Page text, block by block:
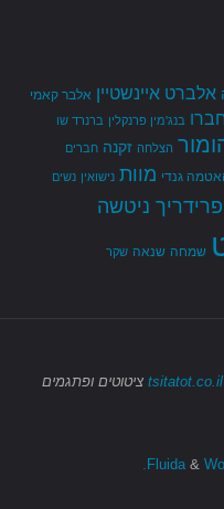
אלברט איינשטיין אלבר קאמי
בנג'מין פרנקלין ברנרד שו
הצלחה זקנה חברים
גנדי מוות נישואין נשים
פרידריך ניטשה
שמחה שנאה שקר
tsitatot.co.il ציטוטים ופתגמים
&